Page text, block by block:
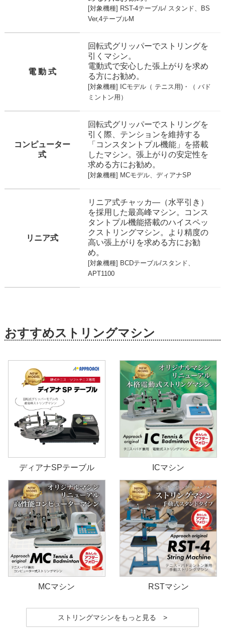
[対象機種] RST-4テーブル/ スタンド
BS
Ver,4テーブルM
電 動 式
回転式グリッパーでストリングを
引くマシン。
電動式で安心した張上がりを求め
る方にお勧め。
[対象機種] ICモデル（ テニス用)・（ バド
ミントン用 ）
コンピューター
式
回転式グリッパーでストリングを
引く際、テンションを維持する
「コンスタントプル機能」を搭載
したマシン。張上がりの安定性を
求める方にお勧め。
[対象機種] MCモデル、 ディアナSP
リニア式
リニア式チャッカ―（水平引き）
を採用した最高峰マシン。コンス
タントプル機能搭載のハイスペッ
クストリングマシン。より精度の
高い張上がりを求める方にお勧
め。
[対象機種] BCDテーブル/スタンド
APT1100
おすすめストリングマシン
ディアナSPテーブル ICマシン
MCマシン RSTマシン
ストリングマシンをもっと見る >